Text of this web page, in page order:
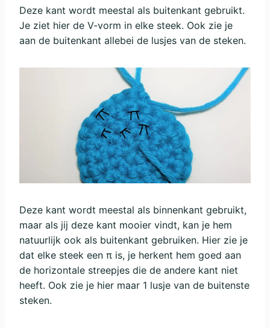
Deze kant wordt meestal als buitenkant gebruikt.
Je ziet hier de V-vorm in elke steek. Ook zie je
aan de buitenkant allebei de lusjes van de steken.
Deze kant wordt meestal als binnenkant gebruikt,
maar als jij deze kant mooier vindt, kan je hem
natuurlijk ook als buitenkant gebruiken. Hier zie je
dat elke steek een π is, je herkent hem goed aan
de horizontale streepjes die de andere kant niet
heeft. Ook zie je hier maar 1 lusje van de buitenste
steken.